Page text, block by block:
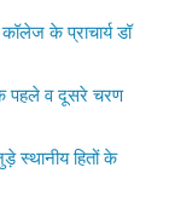
के प्राचार्य डॉ
पहले व दूसरे चरण
स्थानीय हितों के